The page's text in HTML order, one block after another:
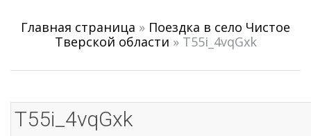
Главная страница » Поездка в село Чистое
Тверской области » T55i_4vqGxk
T55i_4vqGxk